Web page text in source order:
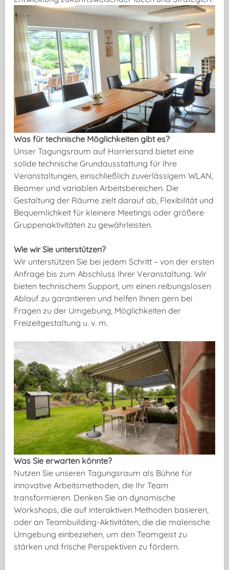
Was für technische Möglichkeiten gibt es?
Unser Tagungsraum auf Harriersand bietet eine
solide technische Grundausstattung für Ihre
Veranstaltungen, einschließlich zuverlässigem WLAN,
Beamer und variablen Arbeitsbereichen. Die
Gestaltung der Räume zielt darauf ab, Flexibilität und
Bequemlichkeit für kleinere Meetings oder größere
Gruppenaktivitäten zu gewährleisten.
Wie wir Sie unterstützen?
Wir unterstützen Sie bei jedem Schritt – von der ersten
Anfrage bis zum Abschluss Ihrer Veranstaltung. Wir
bieten technischem Support, um einen reibungslosen
Ablauf zu garantieren und helfen Ihnen gern bei
Fragen zu der Umgebung, Möglichkeiten der
Freizeitgestaltung u. v. m.
Was Sie erwarten könnte?
Nutzen Sie unseren Tagungsraum als Bühne für
innovative Arbeitsmethoden, die Ihr Team
transformieren. Denken Sie an dynamische
Workshops, die auf interaktiven Methoden basieren,
oder an Teambuilding-Aktivitäten, die die malerische
Umgebung einbeziehen, um den Teamgeist zu
stärken und frische Perspektiven zu fördern.